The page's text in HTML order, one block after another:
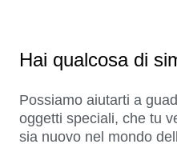
Hai qualcosa di
Possiamo aiutarti a
oggetti speciali, che tu
sia nuovo nel mondo